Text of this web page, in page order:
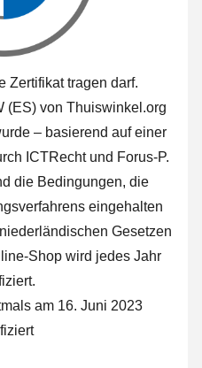
Zertifikat tragen darf.
(ES) von Thuiswinkel.org
– basierend auf einer
ICTRecht und Forus-P.
die Bedingungen, die
eingehalten
Gesetzen
Shop wird jedes Jahr
am 16. Juni 2023